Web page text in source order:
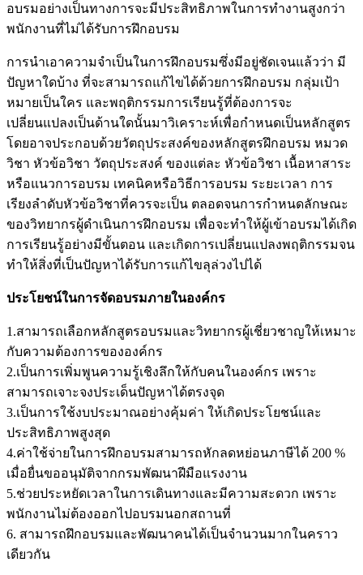
อบรมอย่างเป็นทางการจะมีประสิทธิภาพในการทำงานสูงกว่า
พนักงานที่ไม่ได้รับการฝึกอบรม
การนำเอาความจำเป็นในการฝึกอบรมซึ่งมีอยู่ชัดเจนแล้วว่า มี
ปัญหาใดบ้าง ที่จะสามารถแก้ไขได้ด้วยการฝึกอบรม กลุ่มเป้า
หมายเป็นใคร และพฤติกรรมการเรียนรู้ที่ต้องการจะ
เปลี่ยนแปลงเป็นด้านใดนั้นมาวิเคราะห์เพื่อกำหนดเป็นหลักสูตร
โดยอาจประกอบด้วยวัตถุประสงค์ของหลักสูตรฝึกอบรม หมวด
วิชา หัวข้อวิชา วัตถุประสงค์ ของแต่ละ หัวข้อวิชา เนื้อหาสาระ
หรือแนวการอบรม เทคนิคหรือวิธีการอบรม ระยะเวลา การ
เรียงลำดับหัวข้อวิชาที่ควรจะเป็น ตลอดจนการกำหนดลักษณะ
ของวิทยากรผู้ดำเนินการฝึกอบรม เพื่อจะทำให้ผู้เข้าอบรมได้เกิด
การเรียนรู้อย่างมีขั้นตอน และเกิดการเปลี่ยนแปลงพฤติกรรมจน
ทำให้สิ่งที่เป็นปัญหาได้รับการแก้ไขลุล่วงไปได้
ประโยชน์ในการจัดอบรมภายในองค์กร
1.สามารถเลือกหลักสูตรอบรมและวิทยากรผู้เชี่ยวชาญให้เหมาะ
กับความต้องการขององค์กร
2.เป็นการเพิ่มพูนความรู้เชิงลึกให้กับคนในองค์กร เพราะ
สามารถเจาะจงประเด็นปัญหาได้ตรงจุด
3.เป็นการใช้งบประมาณอย่างคุ้มค่า ให้เกิดประโยชน์และ
ประสิทธิภาพสูงสุด
4.ค่าใช้จ่ายในการฝึกอบรมสามารถหักลดหย่อนภาษีได้ 200 %
เมื่อยื่นขออนุมัติจากกรมพัฒนาฝีมือแรงงาน
5.ช่วยประหยัดเวลาในการเดินทางและมีความสะดวก เพราะ
พนักงานไม่ต้องออกไปอบรมนอกสถานที่
6. สามารถฝึกอบรมและพัฒนาคนได้เป็นจำนวนมากในคราว
เดียวกัน